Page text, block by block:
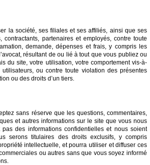
la société, ses filiales et ses affiliés, ainsi que ses
contractants, partenaires et employés, contre toute
demande, dépenses et frais, y compris les
résultant de ou lié à tout que vous publiez ou
du site, votre utilisation, votre comportement vis-à-
ou contre toute violation des présentes
ou des droits d’un tiers.
sans réserve que les questions, commentaires,
et autres informations sur le site que vous nous
pas des informations confidentielles et nous soient
serons titulaires des droits exclusifs, y compris
intellectuelle, et pourra utiliser et diffuser ces
ou autres sans que vous soyez informé